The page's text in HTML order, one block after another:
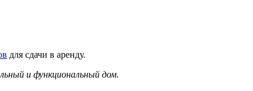
для сдачи в аренду.
и функциональный дом.